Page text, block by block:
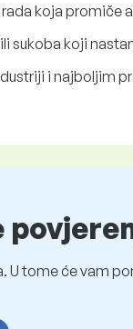
koja promiče
sukoba koji
i najboljim
tome će vam